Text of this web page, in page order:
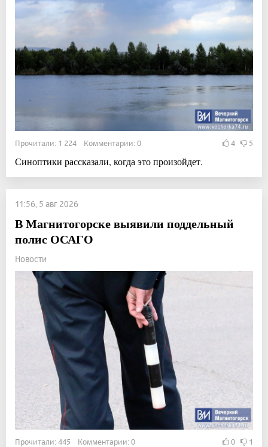
Прочитали: 1 224 Комментарии: 0 4 5
Синоптики рассказали, когда это произойдет.
11:56, 5 авг 2026
В Магнитогорске выявили поддельный
полис ОСАГО
Новости
Прочитали: 445 Комментарии: 0 0 1